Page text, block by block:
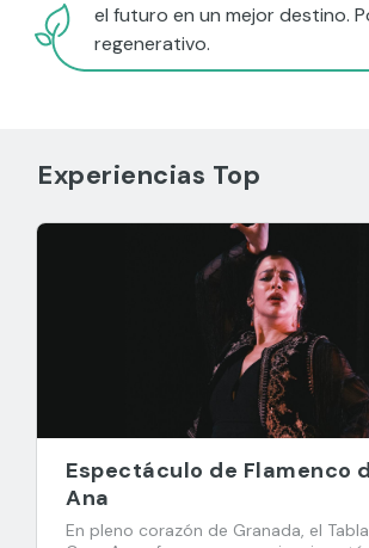
el futuro en un mejor destino.
regenerativo.
Experiencias Top
Espectáculo de Flamenco
Ana
En pleno corazón de Granada, el